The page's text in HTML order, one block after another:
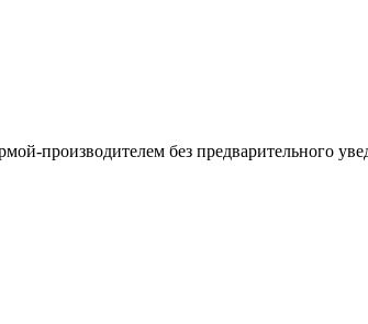
производителем без предварительного